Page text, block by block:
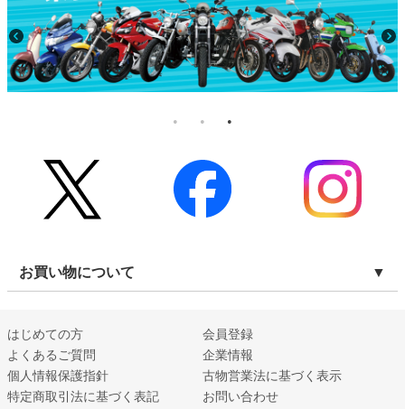
お買い物について
はじめての方
会員登録
よくあるご質問
企業情報
個人情報保護指針
古物営業法に基づく表示
特定商取引法に基づく表記
お問い合わせ